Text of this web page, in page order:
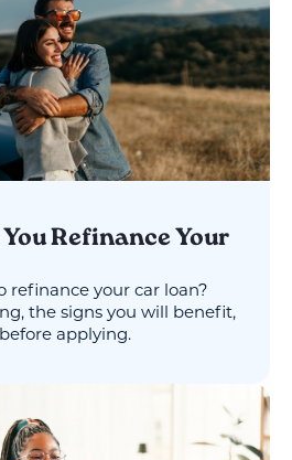
Refinance Your
refinance your car loan?
the signs you will benefit,
applying.